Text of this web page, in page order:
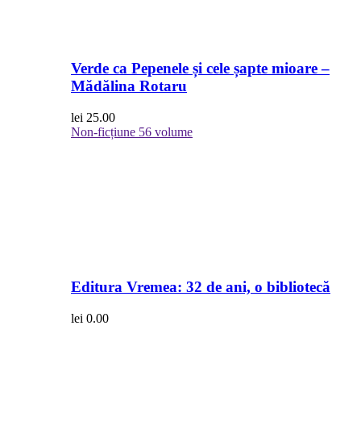
Verde ca Pepenele și cele șapte mioare –
Mădălina Rotaru
lei 25.00
Non-ficțiune 56 volume
Editura Vremea: 32 de ani, o bibliotecă
lei 0.00